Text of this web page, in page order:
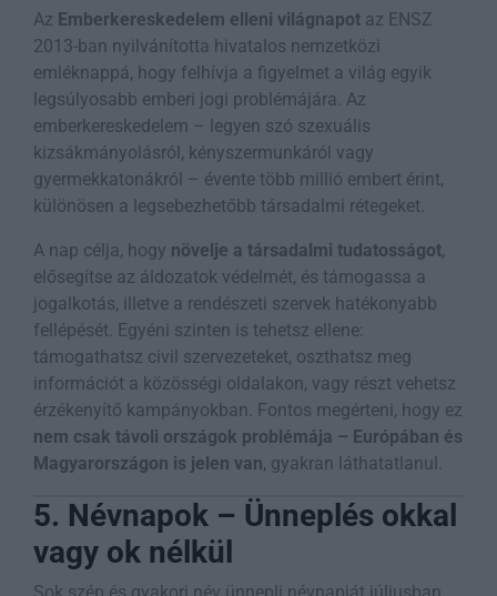
Az Emberkereskedelem elleni világnapot az ENSZ
2013-ban nyilvánította hivatalos nemzetközi
emléknappá, hogy felhívja a figyelmet a világ egyik
legsúlyosabb emberi jogi problémájára. Az
emberkereskedelem – legyen szó szexuális
kizsákmányolásról, kényszermunkáról vagy
gyermekkatonákról – évente több millió embert érint,
különösen a legsebezhetőbb társadalmi rétegeket.
A nap célja, hogy növelje a társadalmi tudatosságot,
elősegítse az áldozatok védelmét, és támogassa a
jogalkotás, illetve a rendészeti szervek hatékonyabb
fellépését. Egyéni szinten is tehetsz ellene:
támogathatsz civil szervezeteket, oszthatsz meg
információt a közösségi oldalakon, vagy részt vehetsz
érzékenyítő kampányokban. Fontos megérteni, hogy ez
nem csak távoli országok problémája – Európában és
Magyarországon is jelen van, gyakran láthatatlanul.
5. Névnapok – Ünneplés okkal
vagy ok nélkül